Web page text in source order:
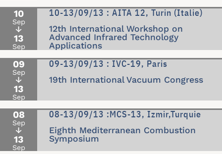
10
Sep
↓
13
Sep
10-13/09/13 : AITA 12, Turin (Italie)
12th International Workshop on
Advanced Infrared Technology
Applications
09
Sep
↓
13
Sep
09-13/09/13 : IVC-19, Paris
19th International Vacuum Congress
08
Sep
↓
13
Sep
08-13/09/13 :MCS-13, Izmir,Turquie
Eighth Mediterranean Combustion
Symposium